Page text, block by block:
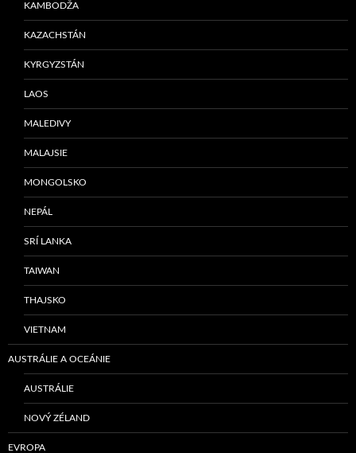
KAMBODŽA
KAZACHSTÁN
KYRGYZSTÁN
LAOS
MALEDIVY
MALAJSIE
MONGOLSKO
NEPÁL
SRÍ LANKA
TAIWAN
THAJSKO
VIETNAM
AUSTRÁLIE A OCEÁNIE
AUSTRÁLIE
NOVÝ ZÉLAND
EVROPA